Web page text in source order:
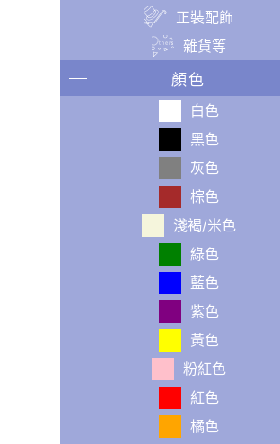
正裝配飾
雜貨等
顏色
白色
黑色
灰色
棕色
淺褐/米色
綠色
藍色
紫色
黃色
粉紅色
紅色
橘色